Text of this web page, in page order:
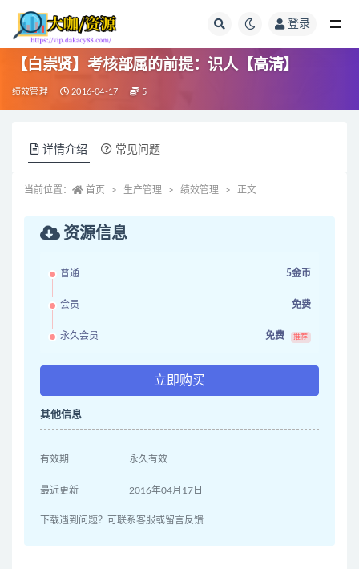
登录
【白崇贤】考核部属的前提：识人【高清】
绩效管理 2016-04-17 5
详情介绍 常见问题
当前位置： 首页 生产管理 绩效管理 正文
资源信息
普通 5金币
会员 免费
永久会员 免费 推荐
立即购买
其他信息
有效期 永久有效
最近更新 2016年04月17日
下载遇到问题？可联系客服或留言反馈
全部